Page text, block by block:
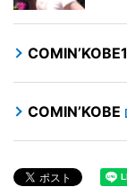
COMIN’KOBE